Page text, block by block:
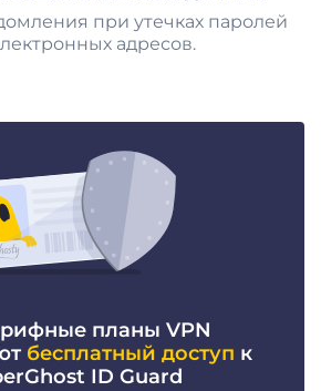
при утечках паролей
адресов.
планы VPN
бесплатный доступ к
ID Guard